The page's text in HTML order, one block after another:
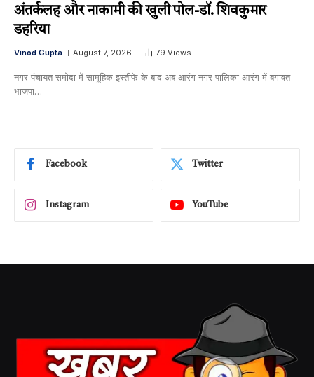
अंतर्कलह और नाकामी की खुली पोल-डॉ. शिवकुमार
डहरिया
Vinod Gupta August 7, 2026 79 Views
नगर पंचायत समोदा में सामूहिक इस्तीफे के बाद अब आरंग नगर पालिका आरंग में बगावत-
भाजपा…
Facebook Twitter
Instagram YouTube